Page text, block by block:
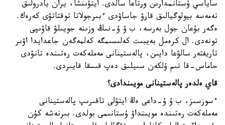
ساياسي ۇستانمدارىن ورتاعا سالدى. ايتۋىنشا، يران يادرولىق
نەمەسە بيولوگيالىق قارۋ جاساۋدى ءبىرجولاتا توقتاتۋى كەرەك.
ەگەر بۇعان جول بەرسە، ب ۇ ۇ-نىڭ وزىنە جويىلۋ قاۋىپى
تونەدى. ال كرەمل بەيبىت كەلىسىمگە كەلمەگەن جاعدايدا اۋىر
تاريفتەر سالۋعا دايىن، پالەستينانى مەملەكەت رەتىندە تانۋدى
حاماس-قا تىم ۇلكەن سىيلىق دەپ قىسقا قايىردى.
قاي ەلدەر پالەستينانى مويىندادى؟
ءسوزسىز، ب ۇ ۇ-داعى ەڭ ايتۋلى تاقىرىپ پالەستينانى
مەملەكەت رەتىندە مويىنداۋ ۇستانىمى بولدى. بىرنەشە كۇن